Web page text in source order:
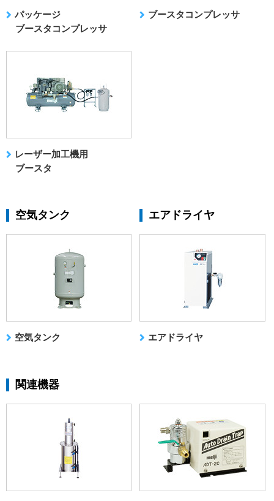
パッケージ
ブースタコンプレッサ
ブースタコンプレッサ
レーザー加工機用
ブースタ
空気タンク
空気タンク
エアドライヤ
エアドライヤ
関連機器